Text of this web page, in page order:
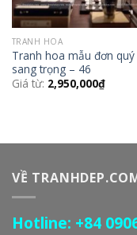
TRANH HOA
Tranh hoa mẫu đơn quý
sang trọng – 46
Giá từ: 2,950,000₫
VỀ
Hotline: +84